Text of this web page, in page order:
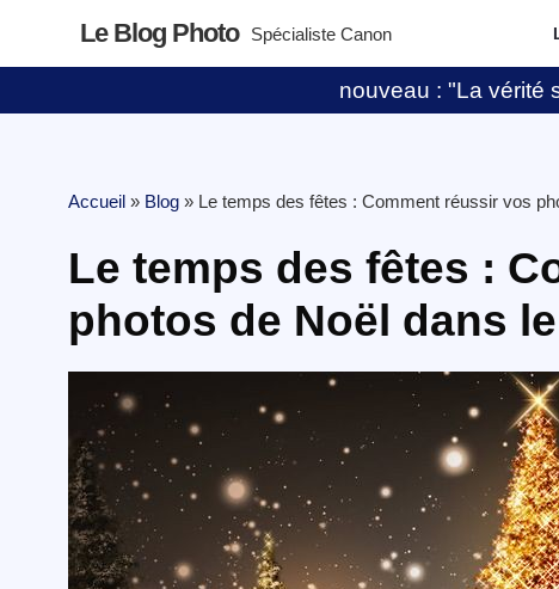
Le Blog Photo Spécialiste Canon
nouveau : "La vérité
Accueil » Blog » Le temps des fêtes : Comment réussir vos
Le temps des fêtes :
photos de Noël dans